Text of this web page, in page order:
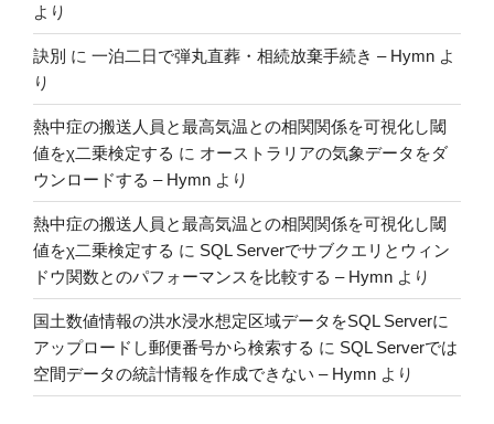
より
訣別 に 一泊二日で弾丸直葬・相続放棄手続き – Hymn よ
り
熱中症の搬送人員と最高気温との相関関係を可視化し閾
値をχ二乗検定する に オーストラリアの気象データをダ
ウンロードする – Hymn より
熱中症の搬送人員と最高気温との相関関係を可視化し閾
値をχ二乗検定する に SQL Serverでサブクエリとウィン
ドウ関数とのパフォーマンスを比較する – Hymn より
国土数値情報の洪水浸水想定区域データをSQL Serverに
アップロードし郵便番号から検索する に SQL Serverでは
空間データの統計情報を作成できない – Hymn より